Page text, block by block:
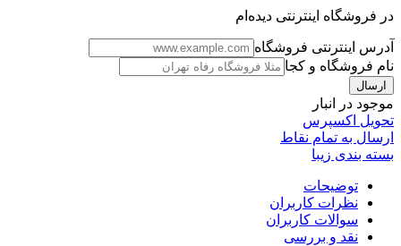
در فروشگاه اینترنتی دیده‌ام
آدرس اینترنتی فروشگاه
نام فروشگاه و کجا
موجود در انبار
تحویل اکسپرس
ارسال به تمام نقاط
بسته بندی زیبا
توضیحات
نظرات کاربران
سوالات کاربران
نقد و بررسی